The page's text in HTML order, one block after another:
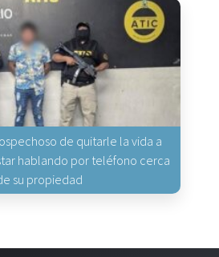
de quitarle la vida a
hablando por teléfono cerca
su propiedad